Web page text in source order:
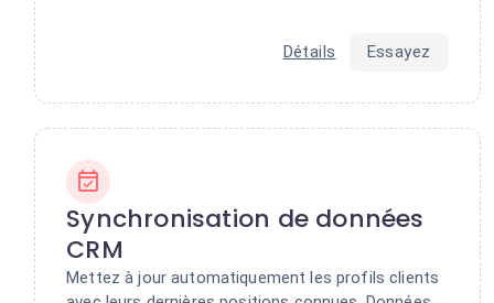
Détails Essayez
Synchronisation de données
CRM
Mettez à jour automatiquement les profils clients